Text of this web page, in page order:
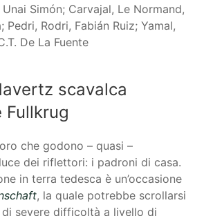
Unai Simón; Carvajal, Le Normand,
Pedri, Rodri, Fabián Ruiz; Yamal,
De La Fuente
scavalca
Fullkrug
che godono – quasi –
dei riflettori: i padroni di casa.
in terra tedesca è un’occasione
, la quale potrebbe scrollarsi
severe difficoltà a livello di